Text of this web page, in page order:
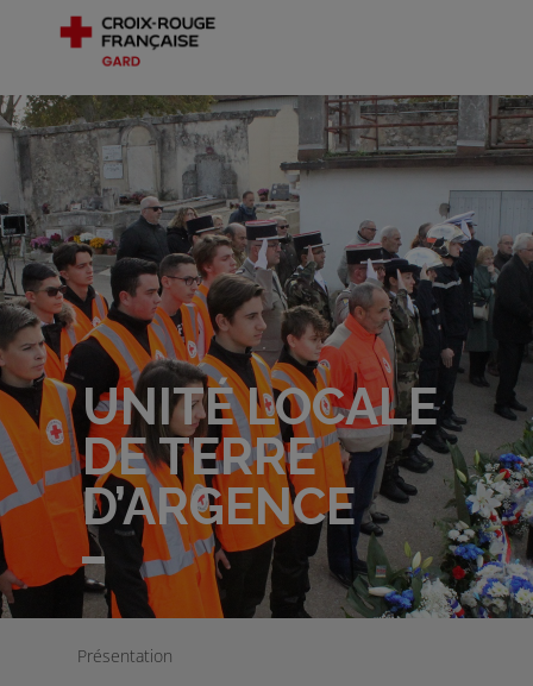
UNITÉ LOCALE
DE TERRE
D’ARGENCE
Présentation